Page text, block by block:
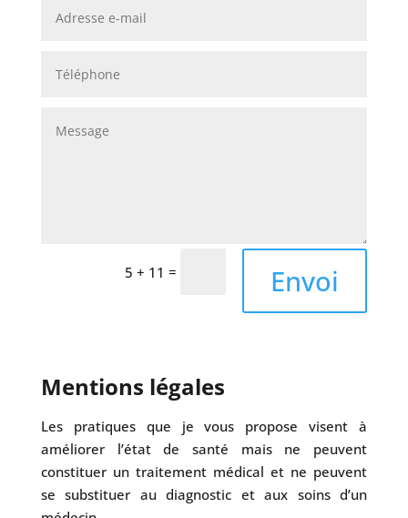
5 + 11 = Envoi
Mentions légales
Les pratiques que je vous propose visent à
améliorer l’état de santé mais ne peuvent
constituer un traitement médical et ne peuvent
se substituer au diagnostic et aux soins d’un